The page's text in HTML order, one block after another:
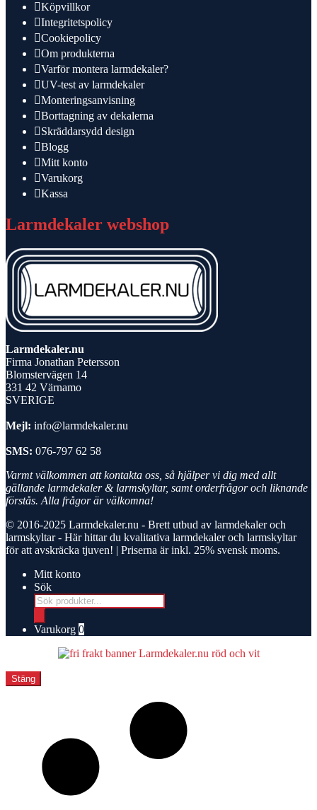
Köpvillkor
Integritetspolicy
Cookiepolicy
Om produkterna
Varför montera larmdekaler?
UV-test av larmdekaler
Monteringsanvisning
Borttagning av dekalerna
Skräddarsydd design
Blogg
Mitt konto
Varukorg
Kassa
Larmdekaler webshop
Larmdekaler.nu
Firma Jonathan Petersson
Blomstervägen 14
331 42 Värnamo
SVERIGE
Mejl: info@larmdekaler.nu
SMS: 076-797 62 58
Varmt välkommen att kontakta oss, så hjälper vi dig med allt
gällande larmdekaler & larmskyltar, samt orderfrågor och liknande
förstås. Alla frågor är välkomna!
© 2016-2025 Larmdekaler.nu - Brett utbud av larmdekaler och
larmskyltar- Här hittar du kvalitativa larmdekaler och larmskyltar
för att avskräcka tjuven! | Priserna är inkl. 25% svensk moms.
Mitt konto
Sök
Products
search
Varukorg 0
Stäng